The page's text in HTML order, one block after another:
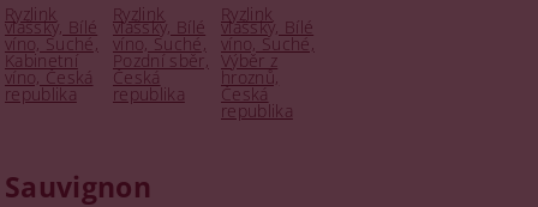
Ryzlink
vlašský, Bílé
víno, Suché,
Kabinetní
víno, Česká
republika
Ryzlink
vlašský, Bílé
víno, Suché,
Pozdní sběr,
Česká
republika
Ryzlink
vlašský, Bílé
víno, Suché,
Výběr z
hroznů,
Česká
republika
Sauvignon